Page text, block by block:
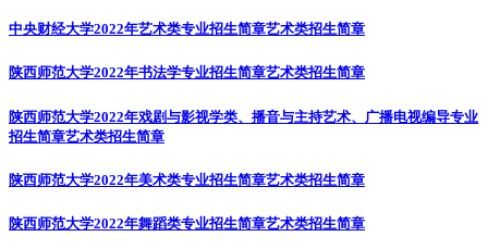
中央财经大学2022年艺术类专业招生简章艺术类招生简章
陕西师范大学2022年书法学专业招生简章艺术类招生简章
陕西师范大学2022年戏剧与影视学类、播音与主持艺术、广播电视编导专业
招生简章艺术类招生简章
陕西师范大学2022年美术类专业招生简章艺术类招生简章
陕西师范大学2022年舞蹈类专业招生简章艺术类招生简章